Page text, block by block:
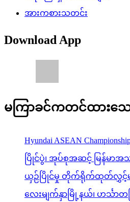
အားကစားသတင်း
Download App
မကြာခင်ကတင်ထားသ
Hyundai ASEAN
ပြိုင်ပွဲ၊ အုပ်စုအဆင့် မြန်မာအ
ယှဉ်ပြိုင်မှု တိုက်ရိုက်ထုတ်လွှင့်
လေးမျက်နှာမြို့နယ်၊ ဟင်္သာ